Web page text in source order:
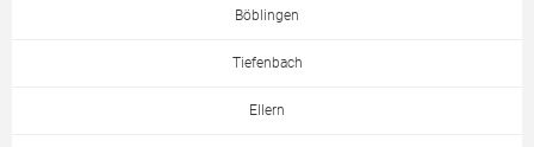
Böblingen
Tiefenbach
Ellern